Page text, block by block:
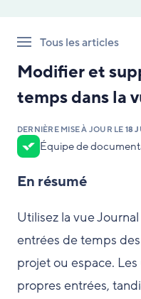
Tous les articles
Modifier et
temps dans la
DERNIÈRE MISE À JOUR LE 18
Équipe de
En résumé
Utilisez la vue
entrées de temps
projet ou espace.
propres entrées,